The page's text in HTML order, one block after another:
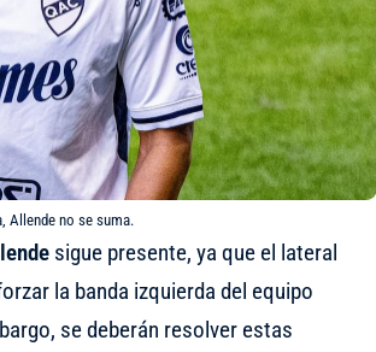
Allende no se suma.
sigue presente, ya que el lateral
la banda izquierda del equipo
se deberán resolver estas